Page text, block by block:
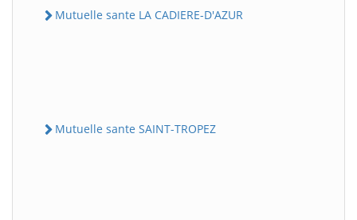
Mutuelle sante LA CADIERE-D'AZUR
Mutuelle sante SAINT-TROPEZ